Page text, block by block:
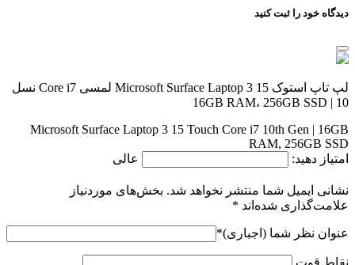
دیدگاه خود را ثبت کنید
لپ تاپ استوک Microsoft Surface Laptop 3 15 لمسی Core i7 نسل
10 | 16GB RAM، 256GB SSD
Microsoft Surface Laptop 3 15 Touch Core i7 10th Gen | 16GB
RAM, 256GB SSD
امتیاز دهید:
عالی
نشانی ایمیل شما منتشر نخواهد شد. بخش‌های موردنیاز
علامت‌گذاری شده‌اند *
عنوان نظر شما (اجباری)*
نقاط قوت